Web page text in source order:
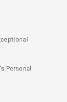
Personal